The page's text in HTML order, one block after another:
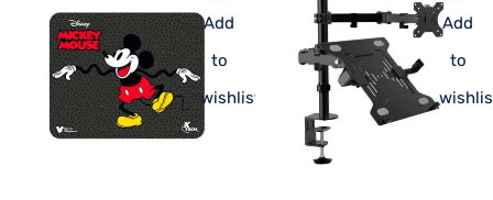
Add
to
wishlist
Add
to